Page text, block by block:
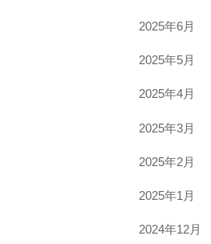
2025年6月
2025年5月
2025年4月
2025年3月
2025年2月
2025年1月
2024年12月